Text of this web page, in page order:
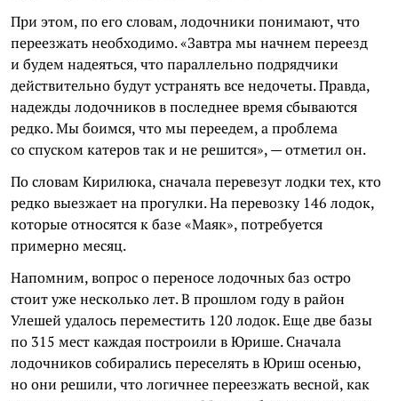
При этом, по его словам, лодочники понимают, что
переезжать необходимо. «Завтра мы начнем переезд
и будем надеяться, что параллельно подрядчики
действительно будут устранять все недочеты. Правда,
надежды лодочников в последнее время сбываются
редко. Мы боимся, что мы переедем, а проблема
со спуском катеров так и не решится», — отметил он.
По словам Кирилюка, сначала перевезут лодки тех, кто
редко выезжает на прогулки. На перевозку 146 лодок,
которые относятся к базе «Маяк», потребуется
примерно месяц.
Напомним, вопрос о переносе лодочных баз остро
стоит уже несколько лет. В прошлом году в район
Улешей удалось переместить 120 лодок. Еще две базы
по 315 мест каждая построили в Юрише. Сначала
лодочников собирались переселять в Юриш осенью,
но они решили, что логичнее переезжать весной, как